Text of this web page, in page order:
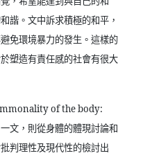
諧。文中訴求積極的和平，
免環境暴力的發生。這樣的
塑造有責任感的社會有很大
of the body:
一文，則從身體的體現討論和
判理性及現代性的檢討出